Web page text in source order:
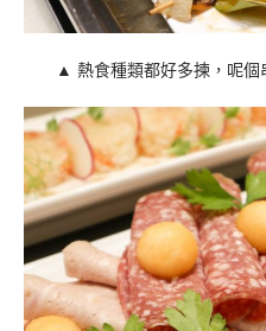
▲ 熱食種類都好多揀，呢個